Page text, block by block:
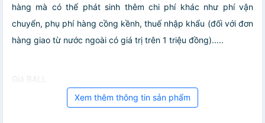
hàng mà có thể phát sinh thêm chi phí khác như phí vận
chuyển, phụ phí hàng cồng kềnh, thuế nhập khẩu (đối với đơn
hàng giao từ nước ngoài có giá trị trên 1 triệu đồng).....
Giá BALL
Xem thêm thông tin sản phẩm